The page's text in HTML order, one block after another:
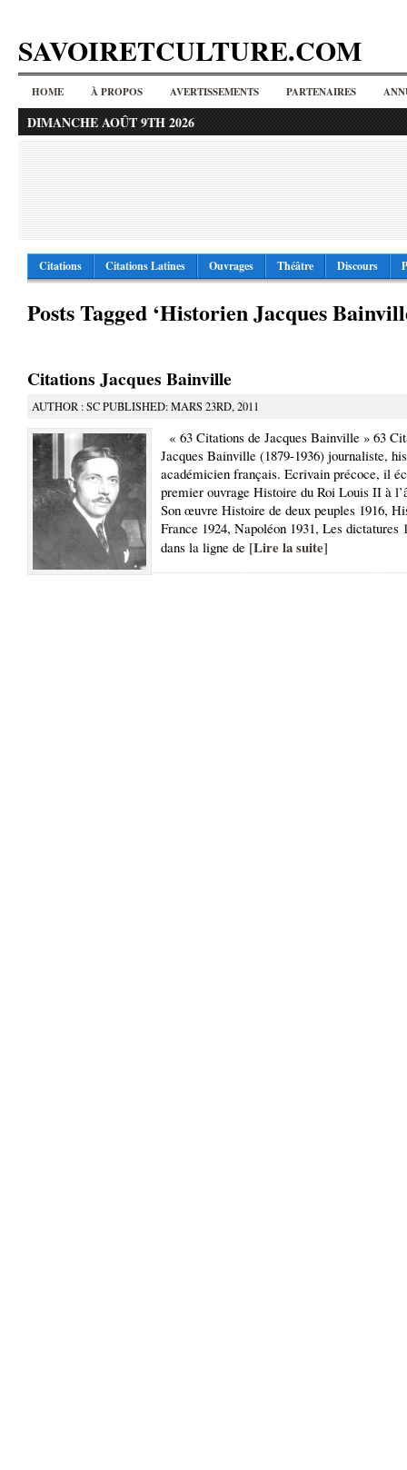
SAVOIRETCULTURE.COM
HOME À PROPOS AVERTISSEMENTS PARTENAIRES
DIMANCHE AOÛT 9TH 2026
Citations Citations Latines Ouvrages Théâtre Discours
Posts Tagged ‘Historien Jacques
Citations Jacques Bainville
AUTHOR : SC PUBLISHED: MARS 23RD, 2011
« 63 Citations de Jacques Bainville » 63
Jacques Bainville (1879-1936) journaliste,
académicien français. Ecrivain précoce, il
premier ouvrage Histoire du Roi Louis II à
Son œuvre Histoire de deux peuples 1916,
France 1924, Napoléon 1931, Les dictatures
dans la ligne de [Lire la suite]